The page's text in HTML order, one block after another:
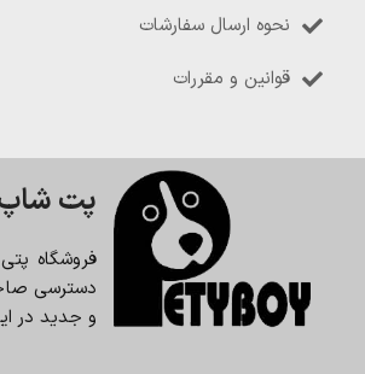
نحوه ارسال سفارشات
قوانین و مقررات
پت شاپ
فروشگاه
دسترسی
و جدید در